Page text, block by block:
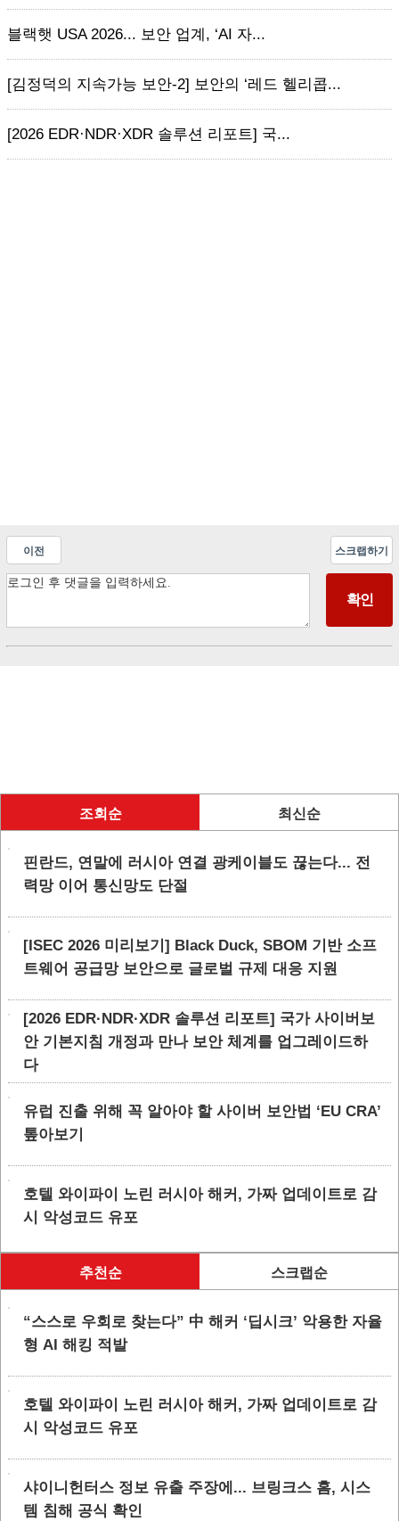
블랙햇 USA 2026... 보안 업계, ‘AI 자...
[김정덕의 지속가능 보안-2] 보안의 ‘레드 헬리콥...
[2026 EDR·NDR·XDR 솔루션 리포트] 국...
이전 스크랩하기
조회순 최신순
핀란드, 연말에 러시아 연결 광케이블도 끊는다... 전
력망 이어 통신망도 단절
[ISEC 2026 미리보기] Black Duck, SBOM 기반 소프
트웨어 공급망 보안으로 글로벌 규제 대응 지원
[2026 EDR·NDR·XDR 솔루션 리포트] 국가 사이버보
안 기본지침 개정과 만나 보안 체계를 업그레이드하
다
유럽 진출 위해 꼭 알아야 할 사이버 보안법 ‘EU CRA’
톺아보기
호텔 와이파이 노린 러시아 해커, 가짜 업데이트로 감
시 악성코드 유포
추천순 스크랩순
“스스로 우회로 찾는다” 中 해커 ‘딥시크’ 악용한 자율
형 AI 해킹 적발
호텔 와이파이 노린 러시아 해커, 가짜 업데이트로 감
시 악성코드 유포
샤이니헌터스 정보 유출 주장에... 브링크스 홈, 시스
템 침해 공식 확인